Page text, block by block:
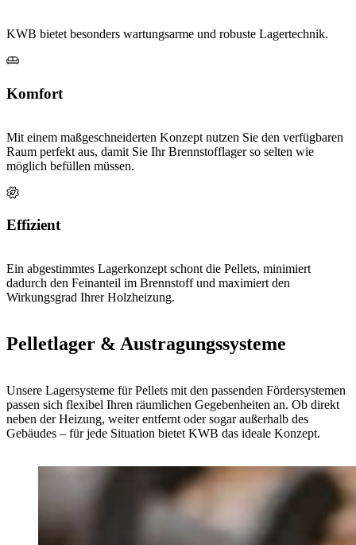
KWB bietet besonders wartungsarme und robuste Lagertechnik.
Komfort
Mit einem maßgeschneiderten Konzept nutzen Sie den verfügbaren
Raum perfekt aus, damit Sie Ihr Brennstofflager so selten wie
möglich befüllen müssen.
Effizient
Ein abgestimmtes Lagerkonzept schont die Pellets, minimiert
dadurch den Feinanteil im Brennstoff und maximiert den
Wirkungsgrad Ihrer Holzheizung.
Pelletlager & Austragungssysteme
Unsere Lagersysteme für Pellets mit den passenden Fördersystemen
passen sich flexibel Ihren räumlichen Gegebenheiten an. Ob direkt
neben der Heizung, weiter entfernt oder sogar außerhalb des
Gebäudes – für jede Situation bietet KWB das ideale Konzept.